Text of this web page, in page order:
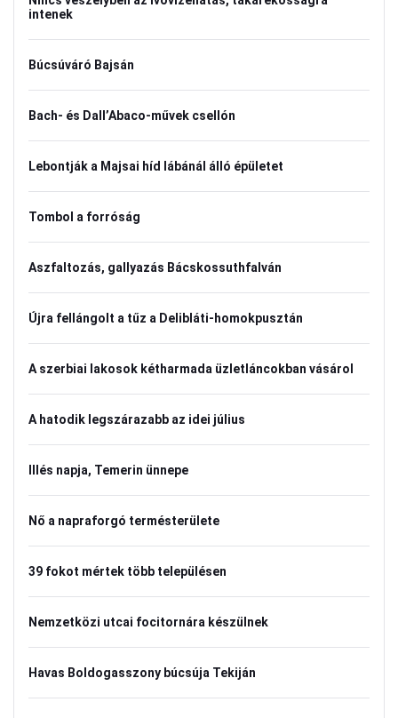
intenek
Búcsúváró Bajsán
Bach- és Dall’Abaco-művek csellón
Lebontják a Majsai híd lábánál álló épületet
Tombol a forróság
Aszfaltozás, gallyazás Bácskossuthfalván
Újra fellángolt a tűz a Delibláti-homokpusztán
A szerbiai lakosok kétharmada üzletláncokban vásárol
A hatodik legszárazabb az idei július
Illés napja, Temerin ünnepe
Nő a napraforgó termésterülete
39 fokot mértek több településen
Nemzetközi utcai focitornára készülnek
Havas Boldogasszony búcsúja Tekiján